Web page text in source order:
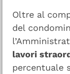
Oltre al
del
lavori
percentuale